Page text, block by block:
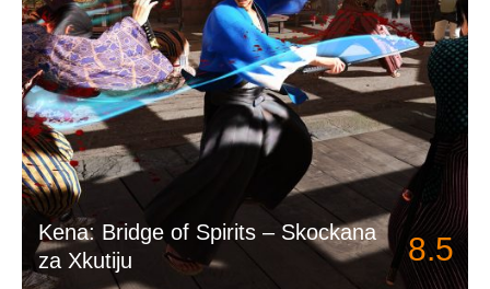
Kena: Bridge of Spirits – Skockana
za Xkutiju
8.5